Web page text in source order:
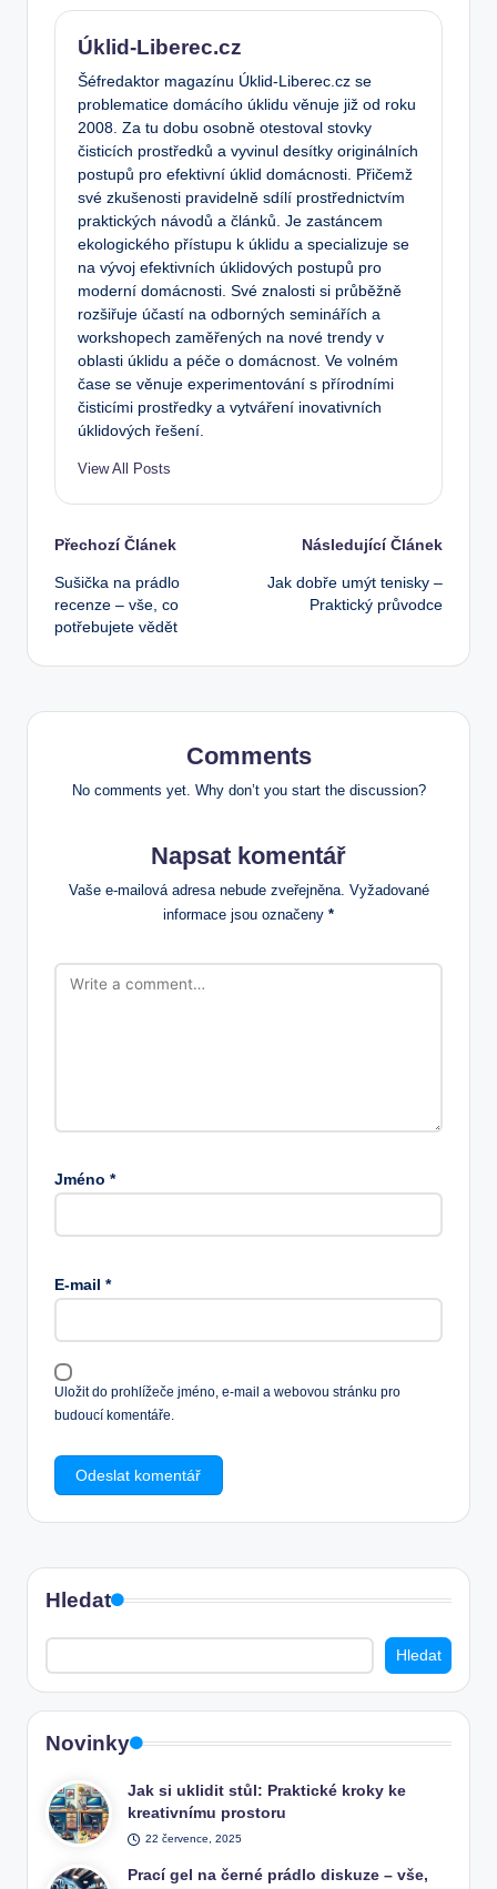
Úklid-Liberec.cz
Šéfredaktor magazínu Úklid-Liberec.cz se
problematice domácího úklidu věnuje již od roku
2008. Za tu dobu osobně otestoval stovky
čisticích prostředků a vyvinul desítky originálních
postupů pro efektivní úklid domácnosti. Přičemž
své zkušenosti pravidelně sdílí prostřednictvím
praktických návodů a článků. Je zastáncem
ekologického přístupu k úklidu a specializuje se
na vývoj efektivních úklidových postupů pro
moderní domácnosti. Své znalosti si průběžně
rozšiřuje účastí na odborných seminářích a
workshopech zaměřených na nové trendy v
oblasti úklidu a péče o domácnost. Ve volném
čase se věnuje experimentování s přírodními
čisticími prostředky a vytváření inovativních
úklidových řešení.
View All Posts
Post
navigation
Přechozí Článek
Sušička na prádlo
recenze – vše, co
potřebujete vědět
Následující Článek
Jak dobře umýt tenisky –
Praktický průvodce
Comments
No comments yet. Why don’t you start the discussion?
Napsat komentář
Vaše e-mailová adresa nebude zveřejněna. Vyžadované
informace jsou označeny *
Jméno *
E-mail *
Uložit do prohlížeče jméno, e-mail a webovou stránku pro
budoucí komentáře.
Hledat
Hledat
Novinky
Jak si uklidit stůl: Praktické kroky ke
kreativnímu prostoru
22 července, 2025
Prací gel na černé prádlo diskuze – vše,